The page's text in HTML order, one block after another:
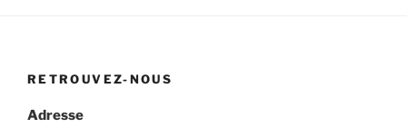
RETROUVEZ-NOUS
Adresse